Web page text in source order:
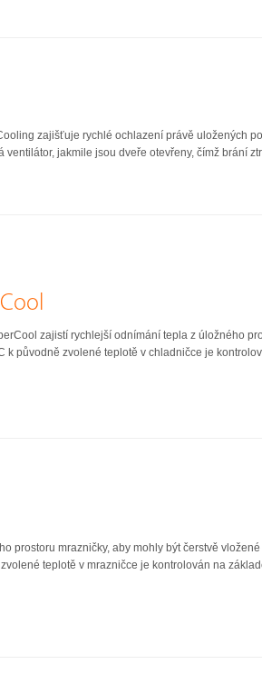
zajišťuje rychlé ochlazení právě uložených
jakmile jsou dveře otevřeny, čímž brání
zajistí rychlejší odnímání tepla z úložného
k původně zvolené teplotě v chladničce je
prostoru mrazničky, aby mohly být čerstvě
teplotě v mrazničce je kontrolován na